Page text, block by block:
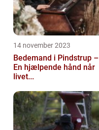
14 november 2023
Bedemand i Pindstrup –
En hjælpende hånd når
livet...